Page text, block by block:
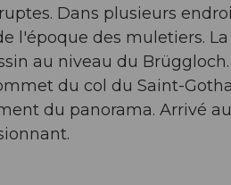
Dans plusieurs
l'époque des muletiers.
au niveau du
du col du Saint-
du panorama. Arrivé